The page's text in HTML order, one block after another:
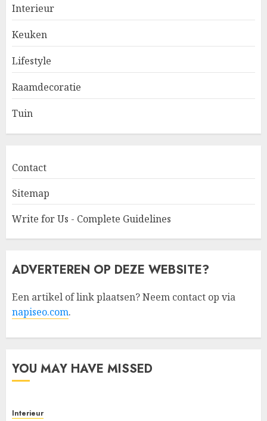
Interieur
Keuken
Lifestyle
Raamdecoratie
Tuin
Contact
Sitemap
Write for Us - Complete Guidelines
ADVERTEREN OP DEZE WEBSITE?
Een artikel of link plaatsen? Neem contact op via
napiseo.com.
YOU MAY HAVE MISSED
Interieur